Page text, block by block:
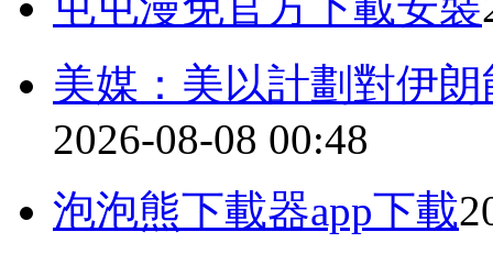
美媒：美以計劃對伊
2026-08-08 00:48
泡泡熊下載器app下載